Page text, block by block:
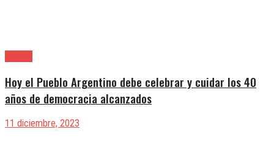
Hoy el Pueblo Argentino debe celebrar y cuidar los 40
años de democracia alcanzados
11 diciembre, 2023